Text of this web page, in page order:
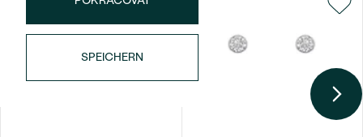
SPEICHERN